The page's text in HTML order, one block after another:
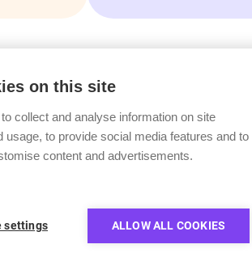
před
on this site
collect and analyse information on site
usage, to provide social media features and to
content and advertisements.
settings ALLOW ALL COOKIES